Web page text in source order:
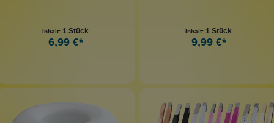
Inhalt: 1 Stück
6,99 €*
Inhalt: 1 Stück
9,99 €*